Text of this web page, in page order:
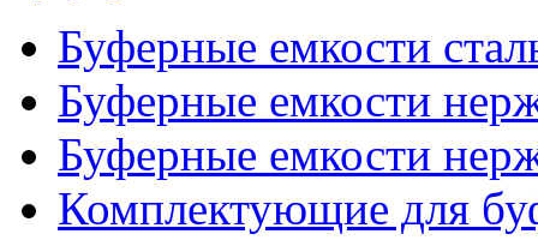
Буферные емкости
Буферные емкости
Буферные емкости
Комплектующие для